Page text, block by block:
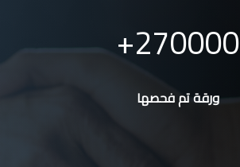
270000
ورقة تم فحصها